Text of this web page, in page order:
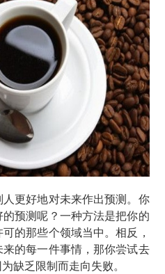
更好地对未来作出预测。你
预测呢？一种方法是把你的
的那些个领域当中。相反，
的每一件事情，那你尝试去
缺乏限制而走向失败。